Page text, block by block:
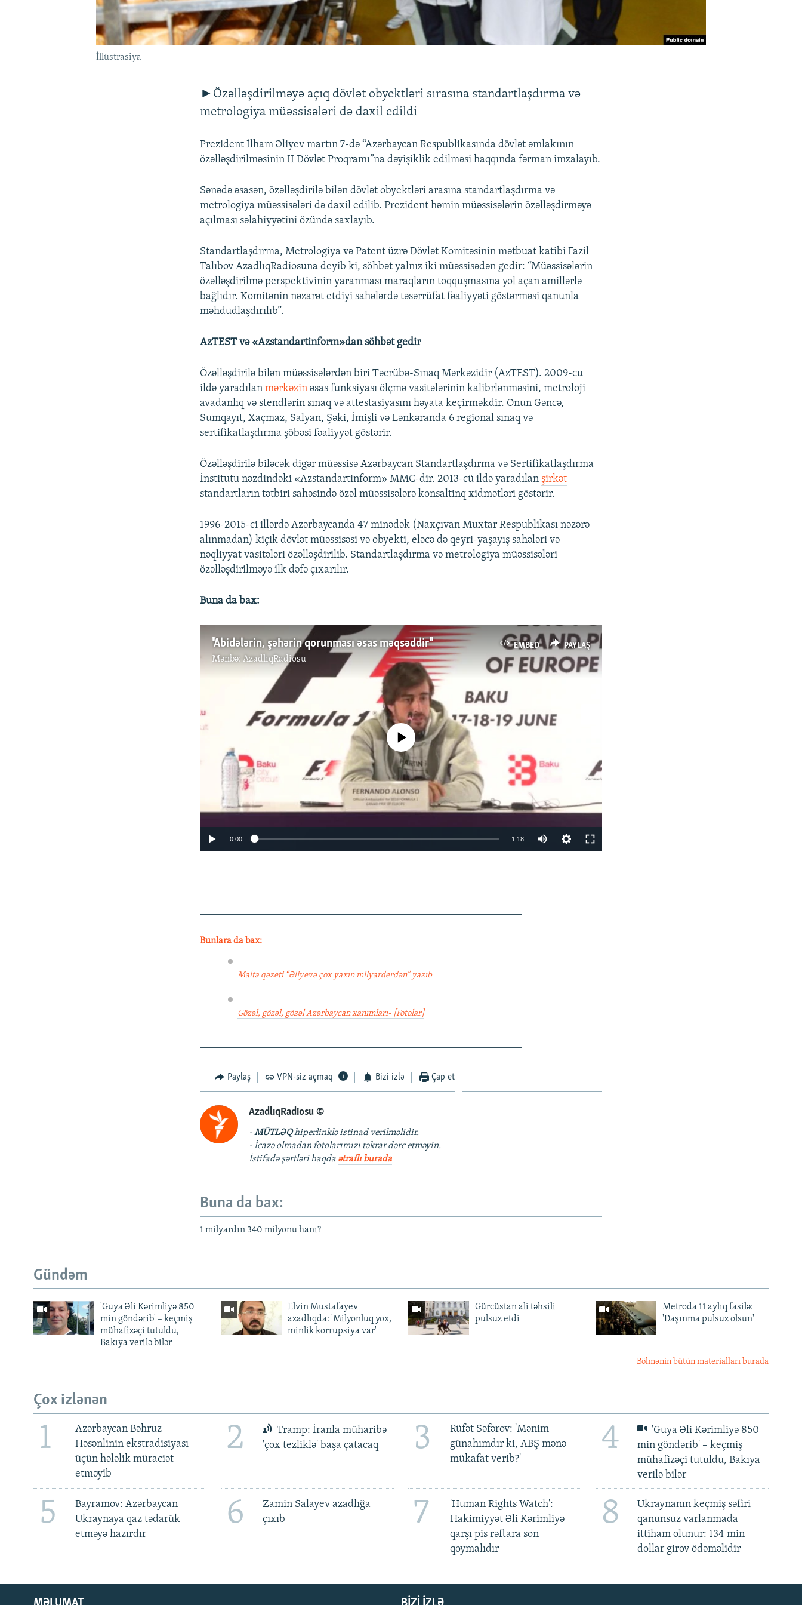
İllüstrasiya
►Özəlləşdirilməyə açıq dövlət obyektləri sırasına standartlaşdırma və
metrologiya müəssisələri də daxil edildi
Prezident İlham Əliyev martın 7-də “Azərbaycan Respublikasında dövlət əmlakının
özəlləşdirilməsinin II Dövlət Proqramı”na dəyişiklik edilməsi haqqında fərman imzalayıb.
Sənədə əsasən, özəlləşdirilə bilən dövlət obyektləri arasına standartlaşdırma və
metrologiya müəssisələri də daxil edilib. Prezident həmin müəssisələrin özəlləşdirməyə
açılması səlahiyyətini özündə saxlayıb.
Standartlaşdırma, Metrologiya və Patent üzrə Dövlət Komitəsinin mətbuat katibi Fazil
Talıbov AzadlıqRadiosuna deyib ki, söhbət yalnız iki müəssisədən gedir: “Müəssisələrin
özəlləşdirilmə perspektivinin yaranması maraqların toqquşmasına yol açan amillərlə
bağlıdır. Komitənin nəzarət etdiyi sahələrdə təsərrüfat fəaliyyəti göstərməsi qanunla
məhdudlaşdırılıb”.
AzTEST və «Azstandartinform»dan söhbət gedir
Özəlləşdirilə bilən müəssisələrdən biri Təcrübə-Sınaq Mərkəzidir (AzTEST). 2009-cu
ildə yaradılanmərkəzin əsas funksiyası ölçmə vasitələrinin kalibrlənməsini, metroloji
avadanlıq və stendlərin sınaq və attestasiyasını həyata keçirməkdir. Onun Gəncə,
Sumqayıt, Xaçmaz, Salyan, Şəki, İmişli və Lənkəranda 6 regional sınaq və
sertifikatlaşdırma şöbəsi fəaliyyət göstərir.
Özəlləşdirilə biləcək digər müəssisə Azərbaycan Standartlaşdırma və Sertifikatlaşdırma
İnstitutu nəzdindəki «Azstandartinform» MMC-dir. 2013-cü ildə yaradılan şirkət
standartların tətbiri sahəsində özəl müəssisələrə konsaltinq xidmətləri göstərir.
1996-2015-ci illərdə Azərbaycanda 47 minədək (Naxçıvan Muxtar Respublikası nəzərə
alınmadan) kiçik dövlət müəssisəsi və obyekti, eləcə də qeyri-yaşayış sahələri və
nəqliyyat vasitələri özəlləşdirilib. Standartlaşdırma və metrologiya müəssisələri
özəlləşdirilməyə ilk dəfə çıxarılır.
Buna da bax:
EMBED PAYLAŞ
"Abidələrin, şəhərin qorunması əsas məqsəddir"
Mənbə:AzadlıqRadiosu
No media source currently available
0:00 1:18
Bunlara da bax:
Malta qəzeti “Əliyevə çox yaxın milyarderdən” yazıb
Gözəl, gözəl, gözəl Azərbaycan xanımları- [Fotolar]
Paylaş VPN-siz açmaq Bizi izlə Çap et
AzadlıqRadiosu ©
-MÜTLƏQhiperlinklə istinad verilməlidir.
- İcazə olmadan fotolarımızı təkrar dərc etməyin.
İstifadə şərtləri haqda ətraflı burada
Buna da bax:
1 milyardın 340 milyonu hanı?
Gündəm
'Guya Əli Kərimliyə 850
min göndərib' – keçmiş
mühafizəçi tutuldu,
Bakıya verilə bilər
Elvin Mustafayev
azadlıqda: 'Milyonluq yox,
minlik korrupsiya var'
Gürcüstan ali təhsili
pulsuz etdi
Metroda 11 aylıq fasilə:
'Daşınma pulsuz olsun'
Bölmənin bütün materialları burada
Çox izlənən
1
Azərbaycan Bəhruz
Həsənlinin ekstradisiyası
üçün hələlik müraciət
etməyib
2
Tramp: İranla müharibə
'çox tezliklə' başa çatacaq
3
Rüfət Səfərov: 'Mənim
günahımdır ki, ABŞ mənə
mükafat verib?'
4
'Guya Əli Kərimliyə 850
min göndərib' – keçmiş
mühafizəçi tutuldu, Bakıya
verilə bilər
5
Bayramov: Azərbaycan
Ukraynaya qaz tədarük
etməyə hazırdır
6
Zamin Salayev azadlığa
çıxıb
7
'Human Rights Watch':
Hakimiyyət Əli Kərimliyə
qarşı pis rəftara son
qoymalıdır
8
Ukraynanın keçmiş səfiri
qanunsuz varlanmada
ittiham olunur: 134 min
dollar girov ödəməlidir